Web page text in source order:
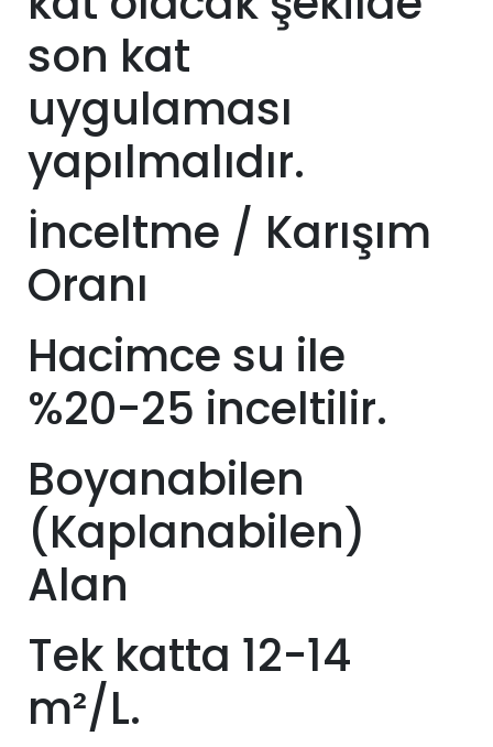
son kat
uygulaması
yapılmalıdır.
İnceltme / Karışım
Oranı
Hacimce su ile
%20-25 inceltilir.
Boyanabilen
(Kaplanabilen)
Alan
Tek katta 12-14
m²/L.